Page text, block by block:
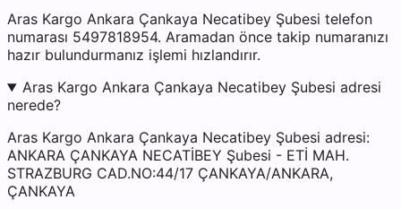
Aras Kargo Ankara Çankaya Necatibey Şubesi telefon
numarası 5497818954. Aramadan önce takip numaranızı
hazır bulundurmanız işlemi hızlandırır.
Aras Kargo Ankara Çankaya Necatibey Şubesi adresi
nerede?
Aras Kargo Ankara Çankaya Necatibey Şubesi adresi:
ANKARA ÇANKAYA NECATİBEY Şubesi - ETİ MAH.
STRAZBURG CAD.NO:44/17 ÇANKAYA/ANKARA,
ÇANKAYA